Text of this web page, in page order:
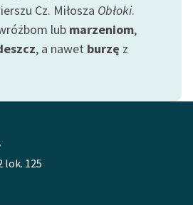
Cz. Miłosza Obłoki.
lub marzeniom,
, a nawet burzę z
lok. 125